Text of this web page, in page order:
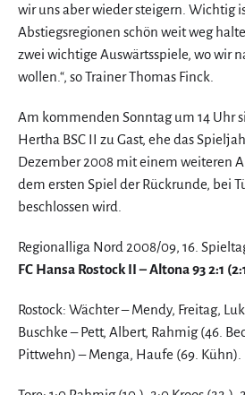
wir uns aber wieder steigern. Wichtig
Abstiegsregionen schön weit weg
zwei wichtige Auswärtsspiele, wo wir
wollen.“, so Trainer Thomas Finck.
Am kommenden Sonntag um 14 Uhr
Hertha BSC II zu Gast, ehe das
Dezember 2008 mit einem weiteren
dem ersten Spiel der Rückrunde, bei
beschlossen wird.
Regionalliga Nord 2008/09, 16.
FC Hansa Rostock II – Altona 93 2:1
Rostock: Wächter – Mendy, Freitag,
Buschke – Pett, Albert, Rahmig (46.
Pittwehn) – Menga, Haufe (69. Kühn).